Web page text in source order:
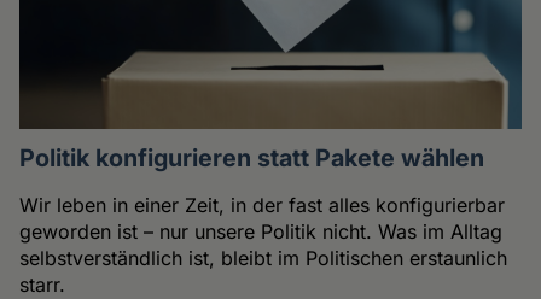
Politik konfigurieren statt Pakete wählen
Wir leben in einer Zeit, in der fast alles konfigurierbar
geworden ist – nur unsere Politik nicht. Was im Alltag
selbstverständlich ist, bleibt im Politischen erstaunlich
starr.